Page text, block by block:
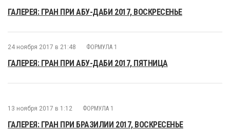
ГАЛЕРЕЯ: ГРАН ПРИ АБУ-ДАБИ 2017, ВОСКРЕСЕНЬЕ
24 ноября 2017 в 21:48 ФОРМУЛА 1
ГАЛЕРЕЯ: ГРАН ПРИ АБУ-ДАБИ 2017, ПЯТНИЦА
13 ноября 2017 в 1:12 ФОРМУЛА 1
ГАЛЕРЕЯ: ГРАН ПРИ БРАЗИЛИИ 2017, ВОСКРЕСЕНЬЕ